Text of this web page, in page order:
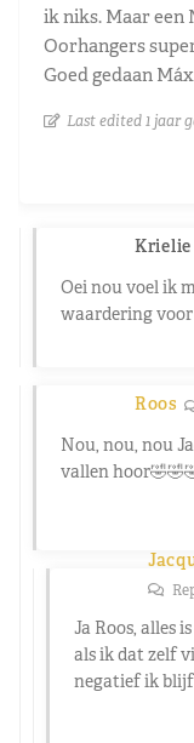
ik niks. Maar een
Oorhangers
Goed gedaan
Last edited 1 jaar
Krielie
Oei nou voel ik
waardering voor
Roos
Nou, nou, nou
vallen
Ja Roos, alles
als ik dat zelf
negatief ik blijf